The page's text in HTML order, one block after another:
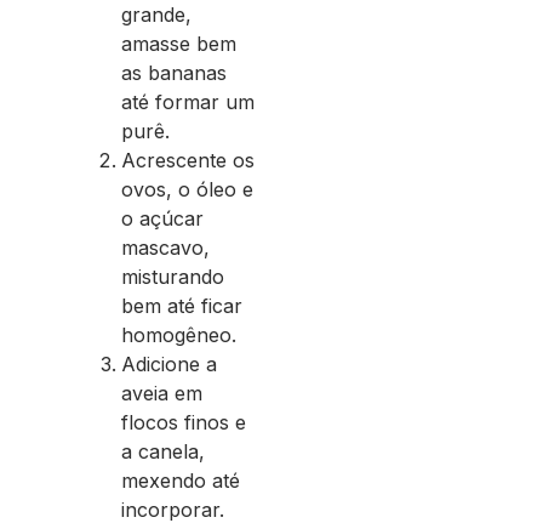
grande,
amasse bem
as bananas
até formar um
purê.
Acrescente os
ovos, o óleo e
o açúcar
mascavo,
misturando
bem até ficar
homogêneo.
Adicione a
aveia em
flocos finos e
a canela,
mexendo até
incorporar.